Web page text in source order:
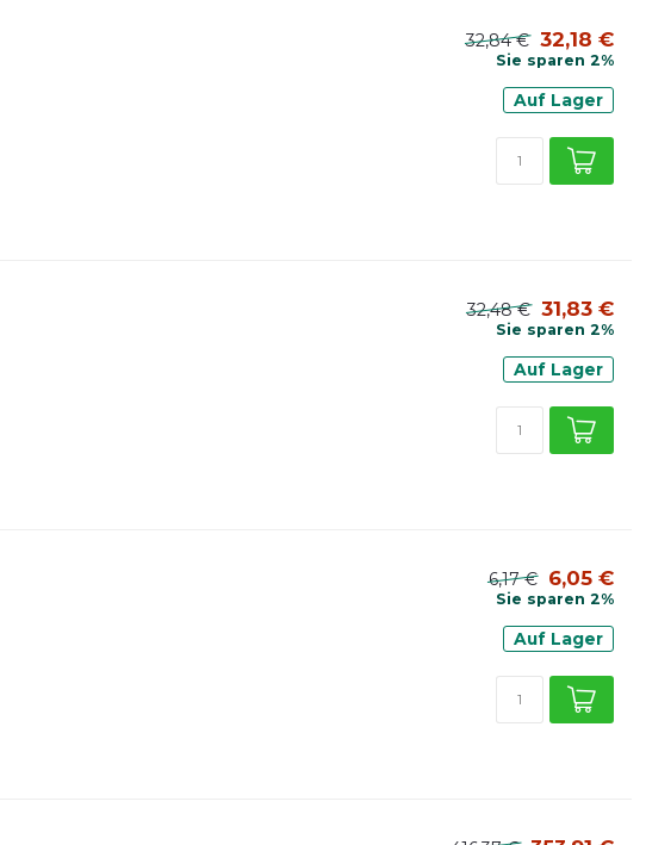
32,84 € 32,18 €
Sie sparen 2%
Auf Lager
32,48 € 31,83 €
Sie sparen 2%
Auf Lager
6,17 € 6,05 €
Sie sparen 2%
Auf Lager